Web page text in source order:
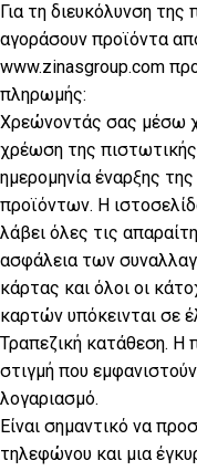
Για τη διευκόλυνση
αγοράσουν προϊόντα
www.zinasgroup.com
πληρωμής:
Χρεώνοντάς σας μέσω
χρέωση της
ημερομηνία έναρξης
προϊόντων. Η
λάβει όλες τις
ασφάλεια των
κάρτας και όλοι οι
καρτών υπόκεινται σε
Τραπεζική κατάθεση. Η
στιγμή που
λογαριασμό.
Είναι σημαντικό να
τηλεφώνου και μια